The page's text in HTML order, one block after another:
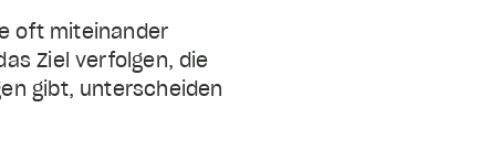
oft miteinander
Ziel verfolgen, die
gibt, unterscheiden